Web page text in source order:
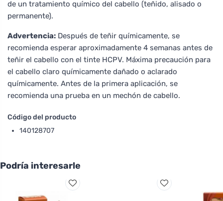
de un tratamiento químico del cabello (teñido, alisado o
permanente).
Advertencia: Después de teñir químicamente, se
recomienda esperar aproximadamente 4 semanas antes de
teñir el cabello con el tinte HCPV. Máxima precaución para
el cabello claro químicamente dañado o aclarado
químicamente. Antes de la primera aplicación, se
recomienda una prueba en un mechón de cabello.
Código del producto
140128707
Podría interesarle